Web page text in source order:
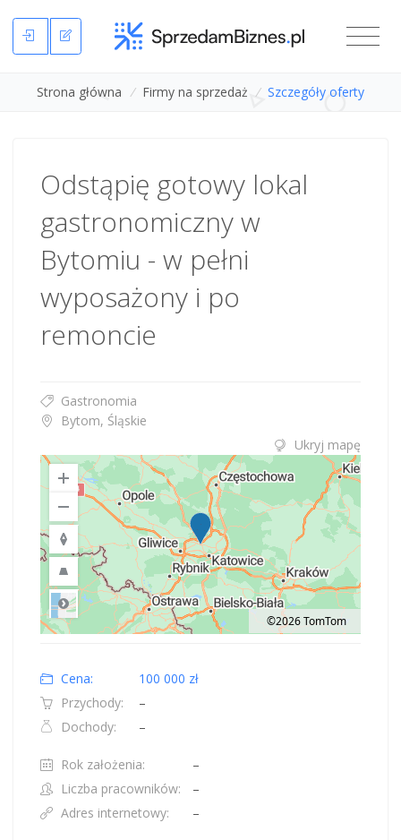
Strona główna / Firmy na sprzedaż / Szczegóły oferty
Odstąpię gotowy lokal
gastronomiczny w
Bytomiu - w pełni
wyposażony i po
remoncie
Gastronomia
Bytom, Śląskie
Ukryj mapę
Road
©2026 TomTom
Cena:
100 000 zł
Przychody:
–
Dochody:
–
Rok założenia:
–
Liczba pracowników:
–
Adres internetowy:
–